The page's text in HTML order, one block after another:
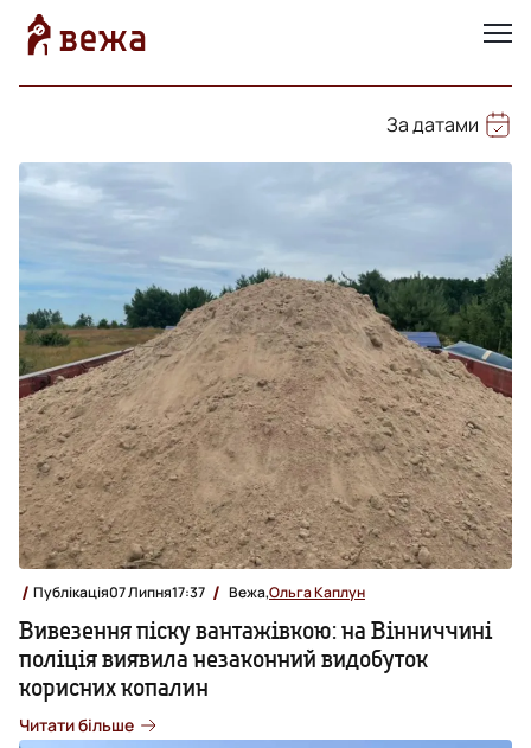
За датами
Публікація07 Липня17:37 Вежа,Ольга Каплун
Вивезення піску вантажівкою: на Вінниччині
поліція виявила незаконний видобуток
корисних копалин
Читати більше